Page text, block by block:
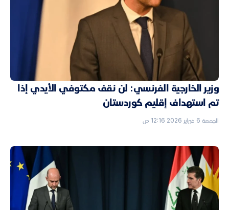
وزير الخارجية الفرنسي: لن نقف مكتوفي الأيدي إذا
تم استهداف إقليم كوردستان
الجمعة 6 فبراير 2026 12:16 ص